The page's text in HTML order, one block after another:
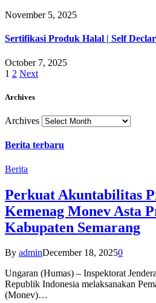
November 5, 2025
Sertifikasi Produk Halal | Self
October 7, 2025
1 2 Next
Archives
Archives
Berita terbaru
Berita
Perkuat Akuntabilitas
Kemenag Monev Asta
Kabupaten Semarang
By adminDecember 18, 20250
Ungaran (Humas) – Inspektorat
Republik Indonesia melaksanakan
(Monev)…